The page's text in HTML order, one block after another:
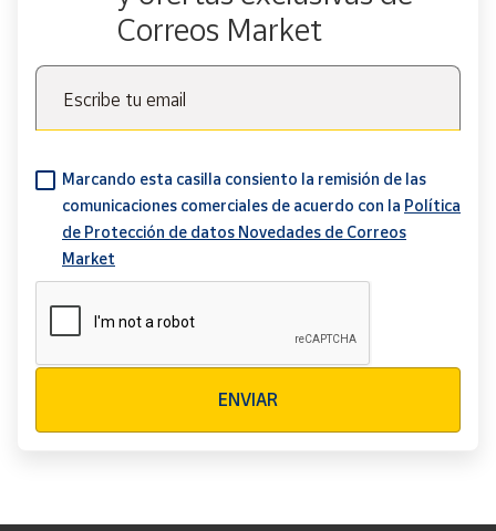
Correos Market
Escribe tu email
Marcando esta casilla consiento la remisión de las
comunicaciones comerciales de acuerdo con la Política
de Protección de datos Novedades de Correos
Market
ENVIAR